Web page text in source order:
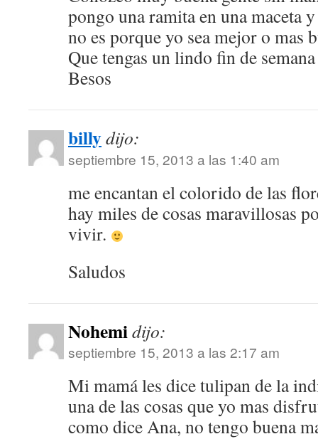
pongo una ramita en una maceta
no es porque yo sea mejor o mas
Que tengas un lindo fin de semana
Besos
billydijo:
septiembre 15, 2013 a las 1:40 am
me encantan el colorido de las
hay miles de cosas maravillosas
vivir.
Saludos
Nohemidijo:
septiembre 15, 2013 a las 2:17 am
Mi mamá les dice tulipan de la
una de las cosas que yo mas
como dice Ana, no tengo buena